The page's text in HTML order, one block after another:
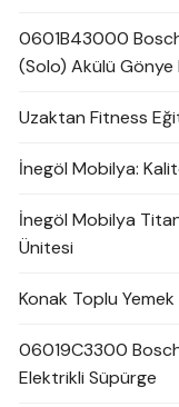
0601B43000
(Solo) Akülü Gönye
Uzaktan Fitness
İnegöl Mobilya:
İnegöl Mobilya
Ünitesi
Konak Toplu Yemek
06019C3300
Elektrikli Süpürge